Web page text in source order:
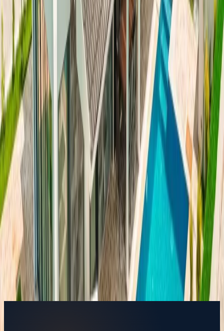
Minimum
gece
Rezerve Et
Hızlı İletişim
+90(242) 844-3312
+90(541) 844-3312
info@tatilvillasi.com.tr
Başlangıç Fiyatı
₺
8.000 /geceden
başlayan fiyatlarla
Resmi Belge
Kültür ve Turizm Bakanlığı
Belge No:
Giriş - Çıkış Tarihi Tarih aralığı seçin
Yetişkin Sayısı
Çocuk Sayısı
Rezerve Et